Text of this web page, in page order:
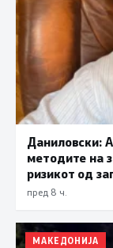
Даниловски:
методите на
ризикот од
пред 8 ч.
МАКЕДОНИЈА